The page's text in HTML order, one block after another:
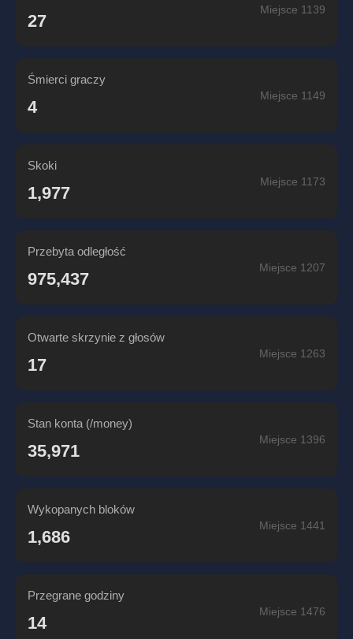
27
Miejsce 1139
Śmierci graczy
4
Miejsce 1149
Skoki
1,977
Miejsce 1173
Przebyta odległość
975,437
Miejsce 1207
Otwarte skrzynie z głosów
17
Miejsce 1263
Stan konta (/money)
35,971
Miejsce 1396
Wykopanych bloków
1,686
Miejsce 1441
Przegrane godziny
14
Miejsce 1476